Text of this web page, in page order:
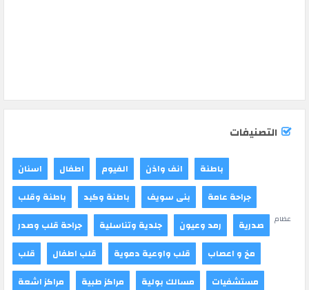
التصنيفات
اسنان اطفال الفيوم انف واذن
باطنة
باطنة وقلب
باطنة وكبد بنى سويف
جراحة عامة
جراحة قلب وصدر
جلدية وتناسلية رمد وعيون صدرية عظام
قلب قلب اطفال قلب واوعية دموية
مخ و اعصاب
مراكز اشعة
مراكز طبية مسالك بولية
مستشفيات